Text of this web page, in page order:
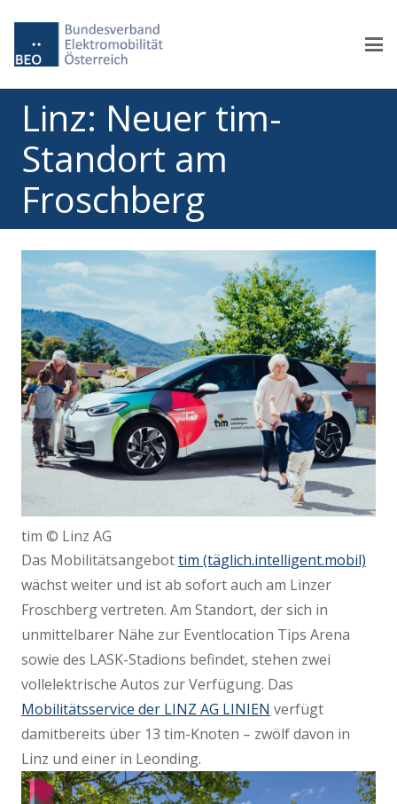
Linz: Neuer tim-
Standort am
Froschberg
tim © Linz AG
Das Mobilitätsangebottim (täglich.intelligent.mobil)
wächst weiter und ist ab sofort auch am Linzer
Froschberg vertreten. Am Standort, der sich in
unmittelbarer Nähe zur Eventlocation Tips Arena
sowie des LASK-Stadions befindet, stehen zwei
vollelektrische Autos zur Verfügung. Das
Mobilitätsservice der LINZ AG LINIEN verfügt
damitbereits über 13 tim-Knoten – zwölf davon in
Linz und einer in Leonding.